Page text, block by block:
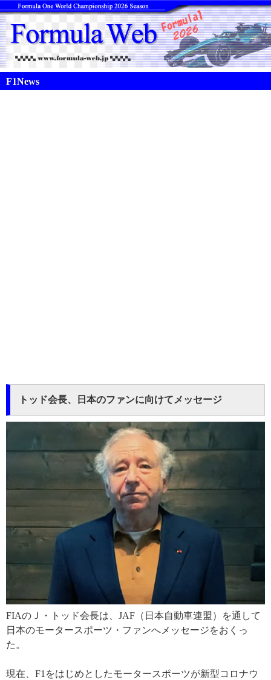
F1News
トッド会長、日本のファンに向けてメッセージ
FIAのＪ・トッド会長は、JAF（日本自動車連盟）を通して
日本のモータースポーツ・ファンへメッセージをおくっ
た。
現在、F1をはじめとしたモータースポーツが新型コロナウ